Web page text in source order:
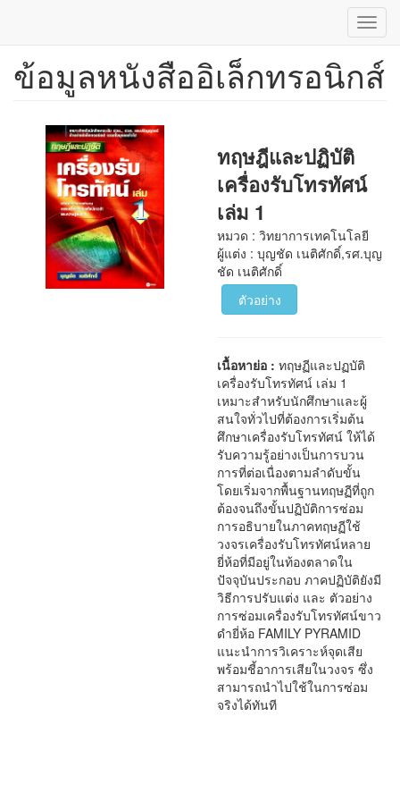
ข้าม
ข้อมูลหนังสืออิเล็กทรอนิกส์
ทฤษฎีและปฏิบัติ
เครื่องรับโทรทัศน์
เล่ม 1
หมวด : วิทยาการเทคโนโลยี
ผู้แต่ง : บุญชัด เนติศักดิ์,รศ.บุญ
ชัด เนติศักดิ์
ตัวอย่าง
เนื้อหาย่อ :ทฤษฏีและปฏบัติ
เครื่องรับโทรทัศน์ เล่ม 1
เหมาะสำหรับนักศึกษาและผู้
สนใจทั่วไปที่ต้องการเริ่มต้น
ศึกษาเครื่องรับโทรทัศน์ ให้ได้
รับความรู้อย่างเป็นการบวน
การที่ต่อเนื่องตามลำดับขั้น
โดยเริ่มจากพื้นฐานทฤษฏีที่ถูก
ต้องจนถึงขั้นปฏิบัติการซ่อม
การอธิบายในภาคทฤษฏีใช้
วงจรเครื่องรับโทรทัศน์หลาย
ยี่ห้อที่มีอยู่ในท้องตลาดใน
ปัจจุบันประกอบ ภาคปฏิบัติยังมี
วิธีการปรับแต่ง และ ตัวอย่าง
การซ่อมเครื่องรับโทรทัศน์ขาว
ดำยี่ห้อ FAMILY PYRAMID
แนะนำการวิเคราะห์จุดเสีย
พร้อมชี้อาการเสียในวงจร ซึ่ง
สามารถนำไปใช้ในการซ่อม
จริงได้ทันที